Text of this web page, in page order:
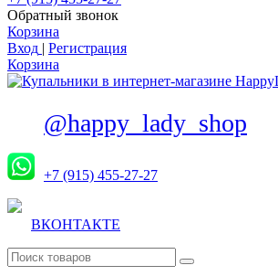
Обратный звонок
Корзина
Вход | Регистрация
Корзина
@happy_lady_shop
+7 (915) 455-27-27
ВКОНТАКТЕ